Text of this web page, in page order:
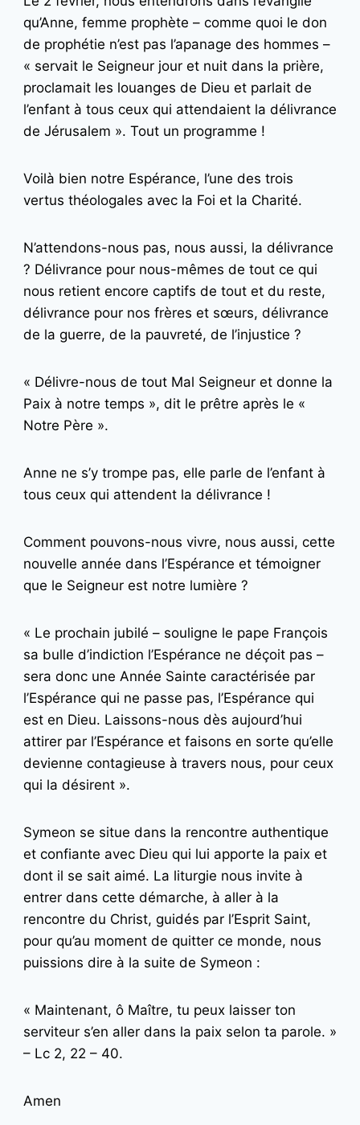
qu’Anne, femme prophète – comme quoi le don
de prophétie n’est pas l’apanage des hommes –
« servait le Seigneur jour et nuit dans la prière,
proclamait les louanges de Dieu et parlait de
l’enfant à tous ceux qui attendaient la délivrance
de Jérusalem ». Tout un programme !
Voilà bien notre Espérance, l’une des trois
vertus théologales avec la Foi et la Charité.
N’attendons-nous pas, nous aussi, la délivrance
? Délivrance pour nous-mêmes de tout ce qui
nous retient encore captifs de tout et du reste,
délivrance pour nos frères et sœurs, délivrance
de la guerre, de la pauvreté, de l’injustice ?
« Délivre-nous de tout Mal Seigneur et donne la
Paix à notre temps », dit le prêtre après le «
Notre Père ».
Anne ne s’y trompe pas, elle parle de l’enfant à
tous ceux qui attendent la délivrance !
Comment pouvons-nous vivre, nous aussi, cette
nouvelle année dans l’Espérance et témoigner
que le Seigneur est notre lumière ?
« Le prochain jubilé – souligne le pape François
sa bulle d’indiction l’Espérance ne déçoit pas –
sera donc une Année Sainte caractérisée par
l’Espérance qui ne passe pas, l’Espérance qui
est en Dieu. Laissons-nous dès aujourd’hui
attirer par l’Espérance et faisons en sorte qu’elle
devienne contagieuse à travers nous, pour ceux
qui la désirent ».
Symeon se situe dans la rencontre authentique
et confiante avec Dieu qui lui apporte la paix et
dont il se sait aimé. La liturgie nous invite à
entrer dans cette démarche, à aller à la
rencontre du Christ, guidés par l’Esprit Saint,
pour qu’au moment de quitter ce monde, nous
puissions dire à la suite de Symeon :
« Maintenant, ô Maître, tu peux laisser ton
serviteur s’en aller dans la paix selon ta parole. »
– Lc 2, 22 – 40.
Amen